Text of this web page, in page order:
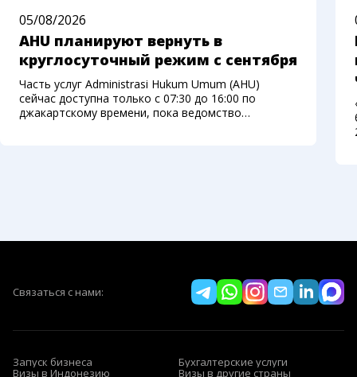
05/08/2026
AHU планируют вернуть в
круглосуточный режим с сентября
Часть услуг Administrasi Hukum Umum (AHU)
сейчас доступна только с 07:30 до 16:00 по
джакартскому времени, пока ведомство
Связаться с нами:
Запуск бизнеса
Визы в Индонезию
Бухгалтерские услуги
Визы в другие страны